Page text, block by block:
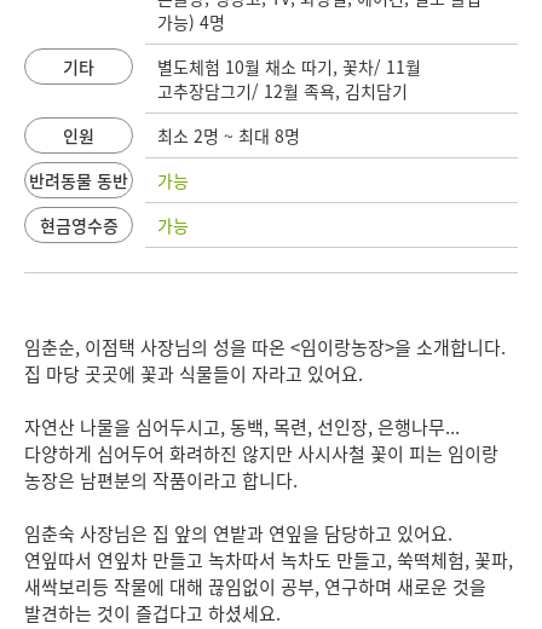
가능) 4명
기타
별도체험 10월 채소 따기, 꽃차/ 11월
고추장담그기/ 12월 족욕, 김치담기
인원
최소 2명 ~ 최대 8명
반려동물 동반
가능
현금영수증
가능
임춘순, 이점택 사장님의 성을 따온 <임이랑농장>을 소개합니다.
집 마당 곳곳에 꽃과 식물들이 자라고 있어요.
자연산 나물을 심어두시고, 동백, 목련, 선인장, 은행나무...
다양하게 심어두어 화려하진 않지만 사시사철 꽃이 피는 임이랑
농장은 남편분의 작품이라고 합니다.
임춘숙 사장님은 집 앞의 연밭과 연잎을 담당하고 있어요.
연잎따서 연잎차 만들고 녹차따서 녹차도 만들고, 쑥떡체험, 꽃파,
새싹보리등 작물에 대해 끊임없이 공부, 연구하며 새로운 것을
발견하는 것이 즐겁다고 하셨세요.